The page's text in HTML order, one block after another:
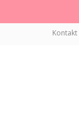
Kontakt